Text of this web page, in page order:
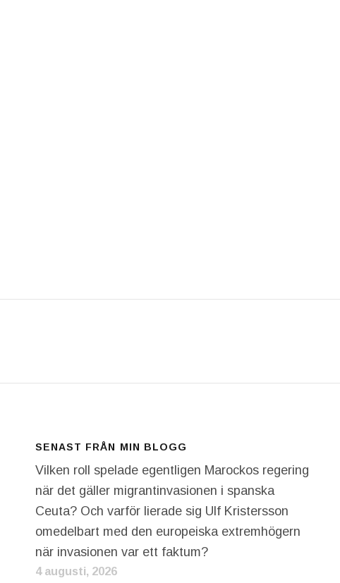
SENAST FRÅN MIN BLOGG
Vilken roll spelade egentligen Marockos regering
när det gäller migrantinvasionen i spanska
Ceuta? Och varför lierade sig Ulf Kristersson
omedelbart med den europeiska extremhögern
när invasionen var ett faktum?
4 augusti, 2026